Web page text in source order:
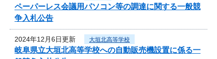
ペーパーレス会議用パソコン等の調達に関する一般競
争入札公告
2024年12月6日更新 大垣北高等学校
岐阜県立大垣北高等学校への自動販売機設置に係る一